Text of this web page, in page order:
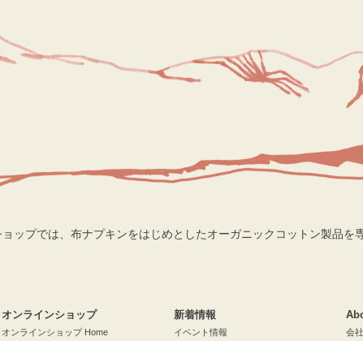
ップでは、布ナプキンをはじめとしたオーガニックコットン製品を
オンラインショップ
オンラインショップ Home
新着情報
イベント情報
会